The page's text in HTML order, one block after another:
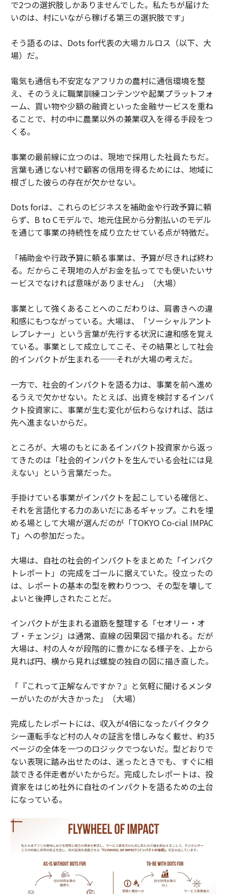
で2つの選択肢しかありませんでした。私たちが届けた
いのは、村にいながら稼げる第三の選択肢です」
そう語るのは、Dots for代表の大場カルロス（以下、大
場）だ。
電気も通信も不安定なアフリカの農村に通信環境を整
え、そのうえに職業訓練コンテンツや起業プラットフォ
ーム、買い物や少額の融資といった金融サービスを重ね
ることで、村の中に農業以外の兼業収入を得る手段をつ
くる。
事業の最前線に立つのは、現地で採用した社員たちだ。
言葉も通じない村で顧客の信用を得るためには、地域に
根ざした彼らの存在が欠かせない。
Dots forは、これらのビジネスを補助金や行政予算に頼
らず、B to Cモデルで、地元住民から分割払いのモデル
を通じて事業の持続性を成り立たせている点が特徴だ。
「補助金や行政予算に頼る事業は、予算が尽きれば終わ
る。だからこそ現地の人がお金を払ってでも使いたいサ
ービスでなければ意味がありません」（大場）
事業として強くあることへのこだわりは、肩書きへの違
和感にもつながっている。大場は、「ソーシャルアント
レプレナー」という言葉が先行する状況に違和感を覚え
ている。事業として成立してこそ、その結果として社会
的インパクトが生まれる──それが大場の考えだ。
一方で、社会的インパクトを語る力は、事業を前へ進め
るうえで欠かせない。たとえば、出資を検討するインパ
クト投資家に、事業が生む変化が伝わらなければ、話は
先へ進まないからだ。
ところが、大場のもとにあるインパクト投資家から返っ
てきたのは「社会的インパクトを生んでいる会社には見
えない」という言葉だった。
手掛けている事業がインパクトを起こしている確信と、
それを言語化する力のあいだにあるギャップ。これを埋
める場として大場が選んだのが「TOKYO Co-cial IMPAC
T」への参加だった。
大場は、自社の社会的インパクトをまとめた「インパク
トレポート」の完成をゴールに据えていた。役立ったの
は、レポートの基本の型を教わりつつ、その型を壊して
よいと後押しされたことだ。
インパクトが生まれる道筋を整理する「セオリー・オ
ブ・チェンジ」は通常、直線の因果図で描かれる。だが
大場は、村の人々が段階的に豊かになる様子を、上から
見れば円、横から見れば螺旋の独自の図に描き直した。
「『これって正解なんですか？』と気軽に聞けるメンタ
ーがいたのが大きかった」（大場）
完成したレポートには、収入が4倍になったバイクタク
シー運転手など村の人々の証言を惜しみなく載せ、約35
ページの全体を一つのロジックでつないだ。型どおりで
ない表現に踏み出せたのは、迷ったときでも、すぐに相
談できる伴走者がいたからだ。完成したレポートは、投
資家をはじめ社外に自社のインパクトを語るための土台
になっている。